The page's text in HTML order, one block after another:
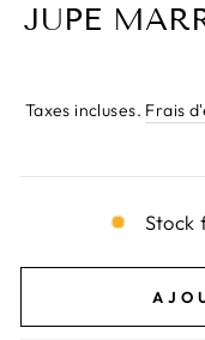
JUPE
Taxes incluses. Frais
Stock